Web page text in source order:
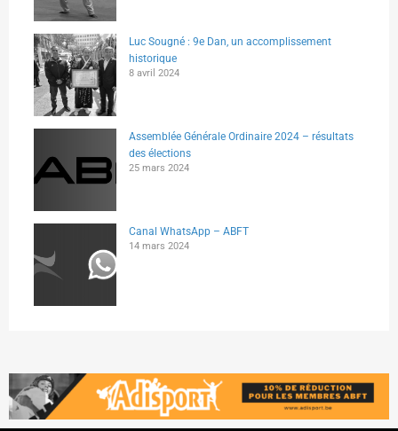
Luc Sougné : 9e Dan, un accomplissement
historique
8 avril 2024
Assemblée Générale Ordinaire 2024 – résultats
des élections
25 mars 2024
Canal WhatsApp – ABFT
14 mars 2024